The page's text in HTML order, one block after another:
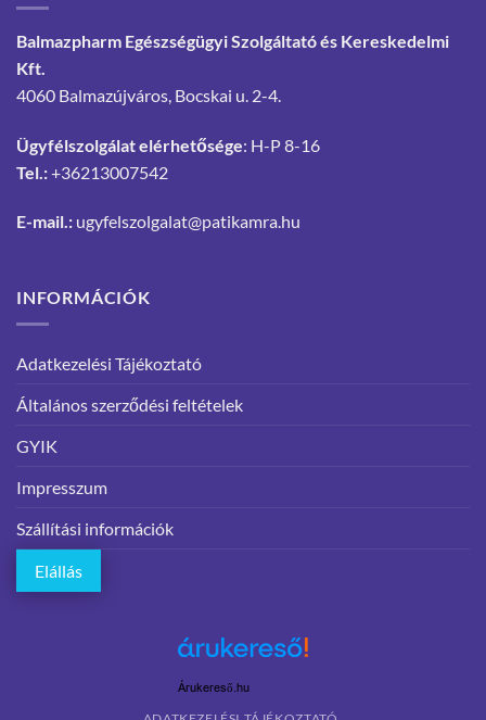
Balmazpharm Egészségügyi Szolgáltató és Kereskedelmi
Kft.
4060 Balmazújváros, Bocskai u. 2-4.
Ügyfélszolgálat elérhetősége: H-P 8-16
Tel.:+36213007542
E-mail.: ugyfelszolgalat@patikamra.hu
INFORMÁCIÓK
Adatkezelési Tájékoztató
Általános szerződési feltételek
GYIK
Impresszum
Szállítási információk
Elállás
Árukereső.hu